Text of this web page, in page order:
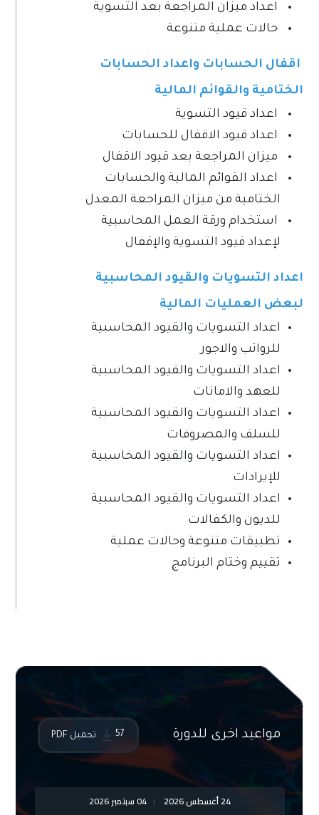
اعداد ميزان المراجعة بعد التسوية
حالات عملية متنوعة
اقفال الحسابات واعداد الحسابات
الختامية والقوائم المالية
اعداد قيود التسوية
اعداد قيود الاقفال للحسابات
ميزان المراجعة بعد قيود الاقفال
اعداد القوائم المالية والحسابات
الختامية من ميزان المراجعة المعدل
استخدام ورقة العمل المحاسبية
لإعداد قيود التسوية والإقفال
اعداد التسويات والقيود المحاسبية
لبعض العمليات المالية
اعداد التسويات والقيود المحاسبية
للرواتب والاجور
اعداد التسويات والقيود المحاسبية
للعهد والامانات
اعداد التسويات والقيود المحاسبية
للسلف والمصروفات
اعداد التسويات والقيود المحاسبية
للإيرادات
اعداد التسويات والقيود المحاسبية
للديون والكفالات
تطبيقات متنوعة وحالات عملية
تقييم وختام البرنامج
?>
مواعيد اخرى للدورة 57 تحميل PDF
24 أغسطس 2026 : 04 سبتمبر 2026